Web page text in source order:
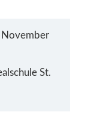
St.